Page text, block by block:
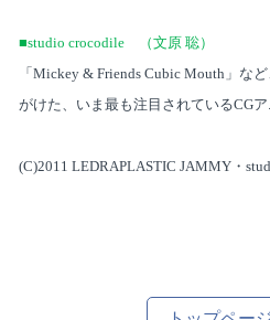
■studio crocodile （文原 聡）
「 Mickey & Friends Cubic Mouth 」な
がけた、いま最も注目されているCG
(C)2011 LEDRAPLASTIC JAMMY ・